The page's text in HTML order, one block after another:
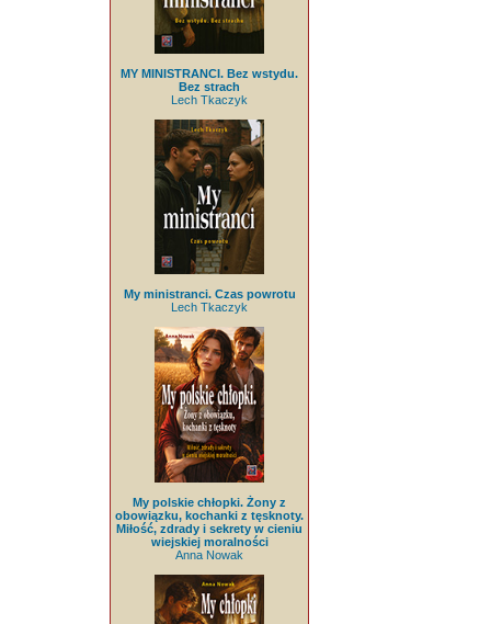
MY MINISTRANCI. Bez wstydu.
Bez strach
Lech Tkaczyk
My ministranci. Czas powrotu
Lech Tkaczyk
My polskie chłopki. Żony z
obowiązku, kochanki z tęsknoty.
Miłość, zdrady i sekrety w cieniu
wiejskiej moralności
Anna Nowak